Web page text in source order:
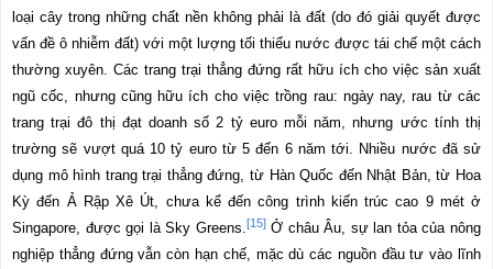
loại cây trong những chất nền không phải là đất (do đó giải quyết được
vấn đề ô nhiễm đất) với một lượng tối thiểu nước được tái chế một cách
thường xuyên. Các trang trại thẳng đứng rất hữu ích cho việc sản xuất
ngũ cốc, nhưng cũng hữu ích cho việc trồng rau: ngày nay, rau từ các
trang trại đô thị đạt doanh số 2 tỷ euro mỗi năm, nhưng ước tính thị
trường sẽ vượt quá 10 tỷ euro từ 5 đến 6 năm tới. Nhiều nước đã sử
dụng mô hình trang trại thẳng đứng, từ Hàn Quốc đến Nhật Bản, từ Hoa
Kỳ đến Ả Rập Xê Út, chưa kể đến công trình kiến trúc cao 9 mét ở
Singapore, được gọi là Sky Greens. [15]Ở châu Âu, sự lan tỏa của nông
nghiệp thẳng đứng vẫn còn hạn chế, mặc dù các nguồn đầu tư vào lĩnh